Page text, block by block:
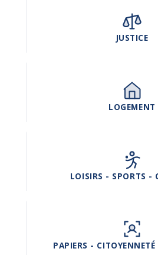
JUSTICE
LOGEMENT
LOISIRS - SPORTS -
PAPIERS -